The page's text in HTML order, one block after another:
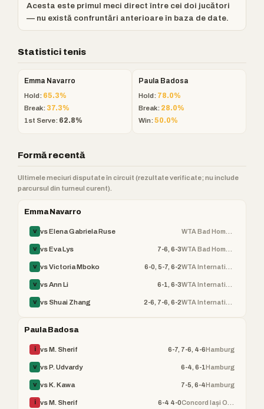
Acesta este primul meci direct între cei doi jucători
— nu există confruntări anterioare în baza de date.
Statistici tenis
Emma Navarro
Hold: 65.3%
Break: 37.3%
1st Serve: 62.8%
Paula Badosa
Hold: 78.0%
Break: 28.0%
Win:50.0%
Formă recentă
Ultimele meciuri disputate în circuit (rezultate verificate; nu include
parcursul din turneul curent).
Emma Navarro
V vs Elena Gabriela Ruse
V vs Eva Lys 7-6, 6-3
V vs Victoria Mboko 6-0, 5-7, 6-2
V vs Ann Li 6-1, 6-3
V vs Shuai Zhang 2-6, 7-6, 6-2
Paula Badosa
Î vs M. Sherif 6-7, 7-6, 4-6Hamburg
V vs P. Udvardy 6-4, 6-1Hamburg
V vs K. Kawa 7-5, 6-4Hamburg
Î vs M. Sherif 6-4 4-0